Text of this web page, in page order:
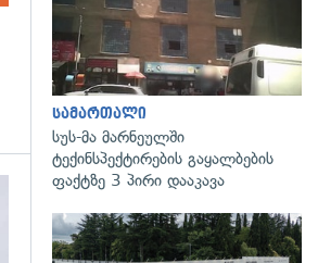
სამართალი
სუს-მა მარნეულში
ტექინსპექტირების გაყალბების
ფაქტზე 3 პირი დააკავა